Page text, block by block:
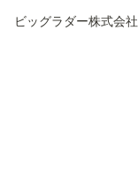
ビッグラダー株式会社